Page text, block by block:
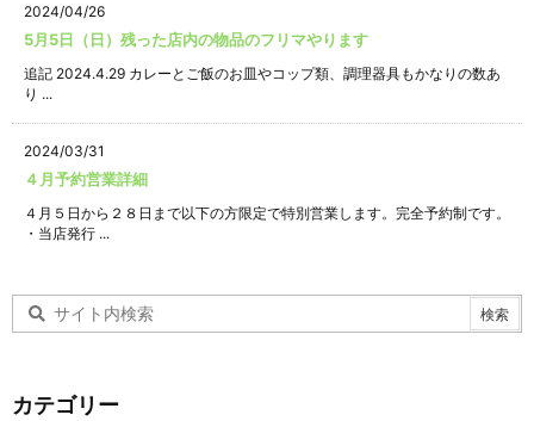
2024/04/26
5月5日（日）残った店内の物品のフリマやります
追記 2024.4.29 カレーとご飯のお皿やコップ類、調理器具もかなりの数あ
り ...
2024/03/31
４月予約営業詳細
４月５日から２８日まで以下の方限定で特別営業します。完全予約制です。
・当店発行 ...
カテゴリー